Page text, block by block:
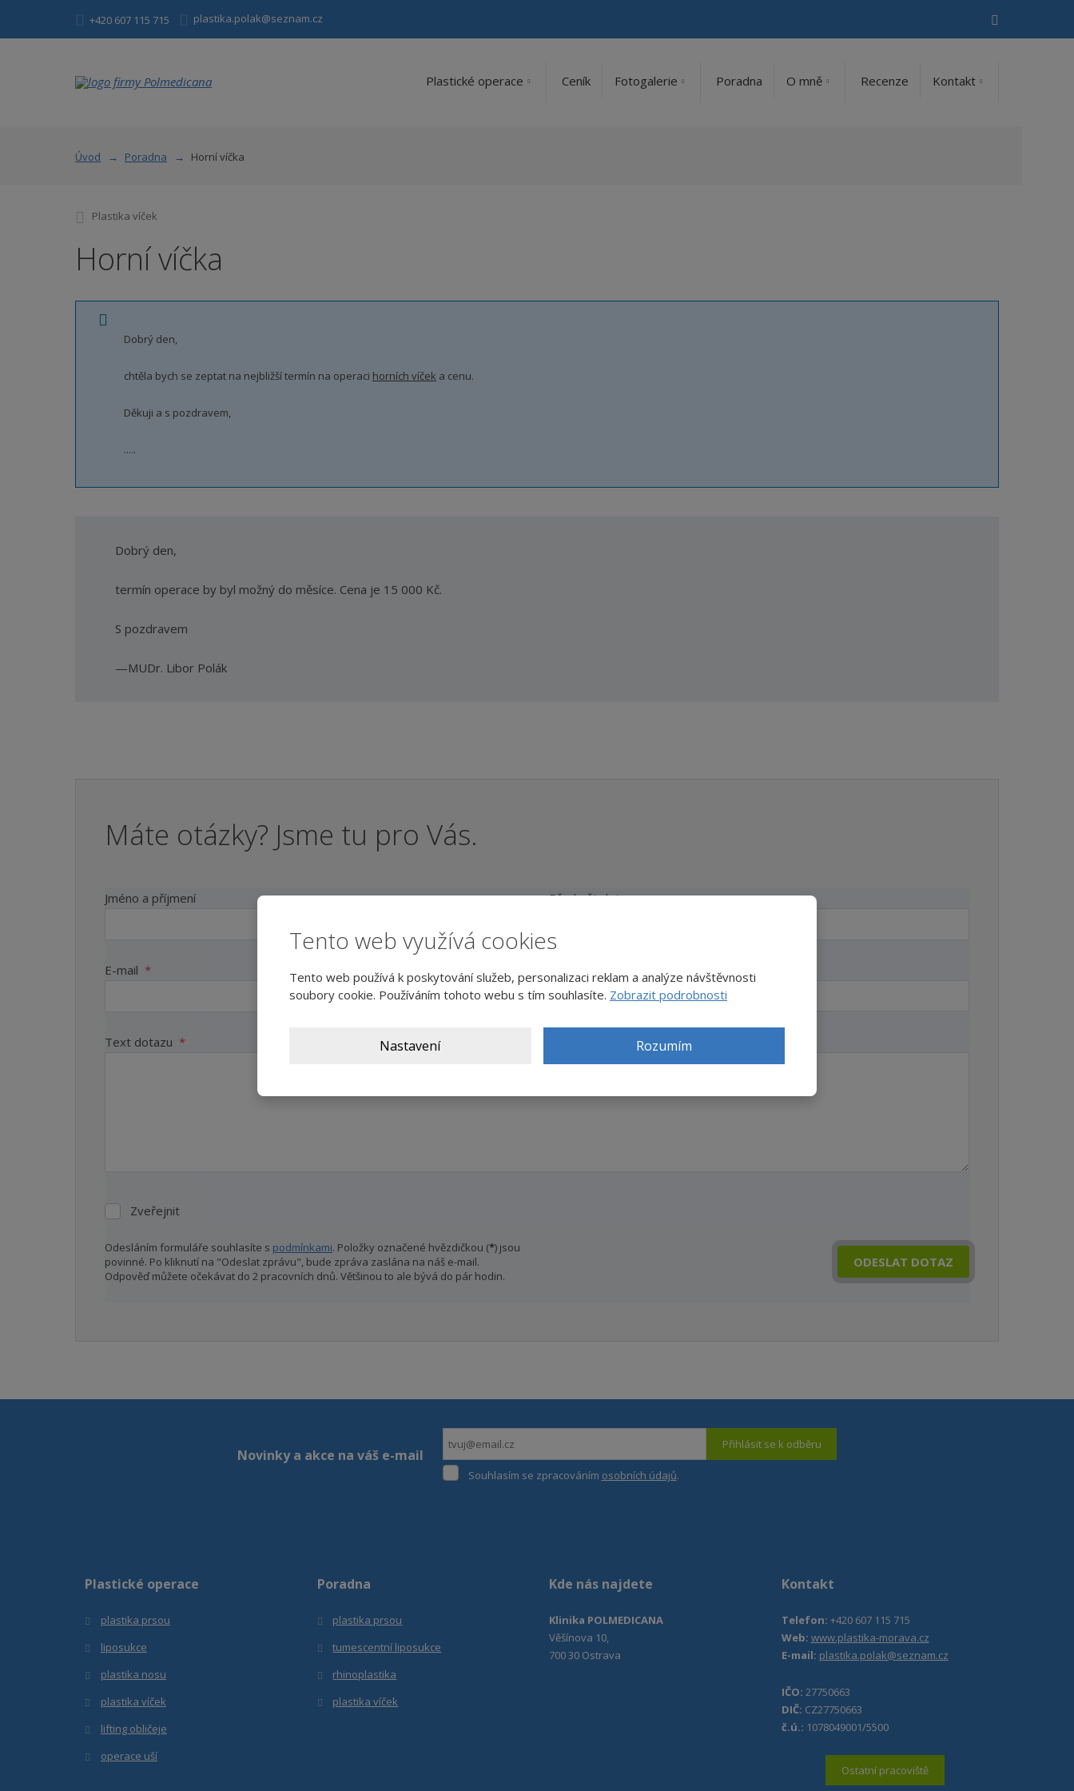
+420 607 115 715 plastika.polak@seznam.cz
Plastické operace Ceník Fotogalerie Poradna O mně Recenze Kontakt
Úvod Poradna Horní víčka
Plastika víček
Horní víčka
Dobrý den,
chtěla bych se zeptat na nejbližší termín na operaci horních víček a cenu.
Děkuji a s pozdravem,
.....
Dobrý den,
termín operace by byl možný do měsíce. Cena je 15 000 Kč.
S pozdravem
MUDr. Libor Polák
Máte otázky? Jsme tu pro Vás.
Jméno a příjmení
E-mail *
Předmět dotazu
Soubory
Text dotazu *
Zveřejnit
Zveřejnit
Odesláním formuláře souhlasíte s podmínkami. Položky označené hvězdičkou (*) jsou
povinné. Po kliknutí na "Odeslat zprávu", bude zpráva zaslána na náš e-mail.
Odpověď můžete očekávat do 2 pracovních dnů. Většinou to ale bývá do pár hodin.
ODESLAT DOTAZ
Novinky a akce na váš e-mail
Souhlasím
Souhlasím se zpracováním osobních údajů.
Přihlásit se k odběru
Plastické operace
plastika prsou
liposukce
plastika nosu
plastika víček
lifting obličeje
operace uší
Poradna
plastika prsou
tumescentní liposukce
rhinoplastika
plastika víček
Kde nás najdete
Klinika POLMEDICANA
Věšínova 10,
700 30 Ostrava
Kontakt
Telefon: +420 607 115 715
Web: www.plastika-morava.cz
E-mail: plastika.polak@seznam.cz
IČO: 27750663
DIČ: CZ27750663
č.ú.: 1078049001/5500
Ostatní pracoviště
Tento web využívá cookies
Tento web používá k poskytování služeb, personalizaci reklam a analýze návštěvnosti
soubory cookie. Používáním tohoto webu s tím souhlasíte. Zobrazit podrobnosti
Nastavení Rozumím